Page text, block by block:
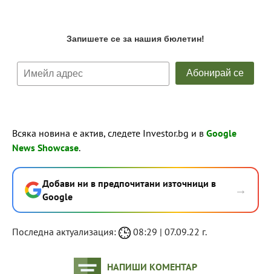
Всяка новина е актив, следете Investor.bg и в Google
News Showcase.
Добави ни в предпочитани източници в
Google
→
Последна актуализация: 08:29 | 07.09.22 г.
НАПИШИ КОМЕНТАР